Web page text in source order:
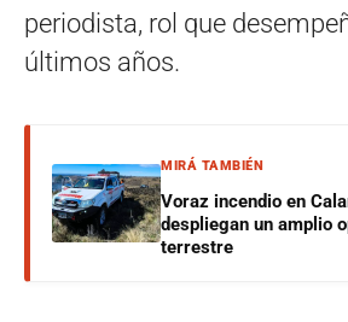
periodista, rol que
últimos años.
MIRÁ TAMBIÉN
Voraz incendio en
despliegan un amplio
terrestre